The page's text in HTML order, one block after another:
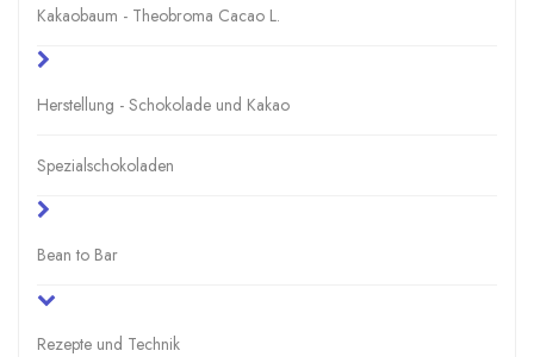
Kakaobaum - Theobroma Cacao L.
Herstellung - Schokolade und Kakao
Spezialschokoladen
Bean to Bar
Rezepte und Technik